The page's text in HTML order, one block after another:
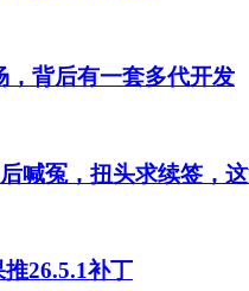
背后有一套多代开发
喊冤，扭头求续签，
26.5.1补丁